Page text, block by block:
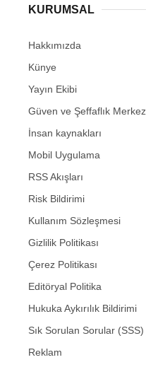
KURUMSAL
Hakkımızda
Künye
Yayın Ekibi
Güven ve Şeffaflık
İnsan kaynakları
Mobil Uygulama
RSS Akışları
Risk Bildirimi
Kullanım Sözleşmesi
Gizlilik Politikası
Çerez Politikası
Editöryal Politika
Hukuka Aykırılık Bildirimi
Sık Sorulan Sorular (SSS)
Reklam